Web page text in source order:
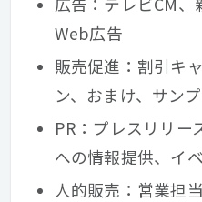
Web広告
販売促進：割引キ
ン、おまけ、サン
PR：プレスリリー
への情報提供、イ
人的販売：営業担